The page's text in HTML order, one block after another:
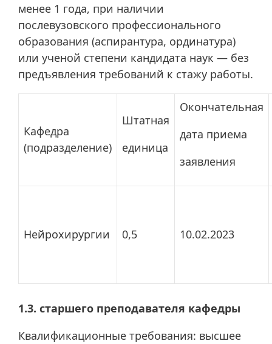
менее 1 года, при наличии
послевузовского профессионального
образования (аспирантура, ординатура)
или ученой степени кандидата наук — без
предъявления требований к стажу работы.
Кафедра
(подразделение)
Штатная
единица
Окончательная
дата приема
заявления
Нейрохирургии 0,5 10.02.2023
1.3. старшего преподавателя кафедры
Квалификационные требования: высшее